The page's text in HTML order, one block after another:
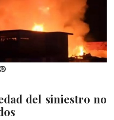
Pinterest
del siniestro no